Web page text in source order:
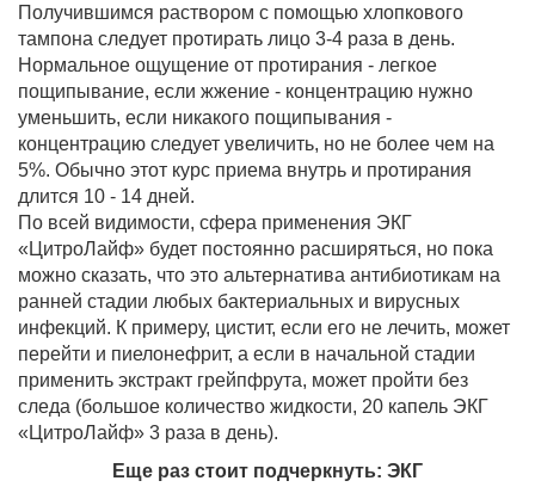
Получившимся раствором с помощью хлопкового
тампона следует протирать лицо 3-4 раза в день.
Нормальное ощущение от протирания - легкое
пощипывание, если жжение - концентрацию нужно
уменьшить, если никакого пощипывания -
концентрацию следует увеличить, но не более чем на
5%. Обычно этот курс приема внутрь и протирания
длится 10 - 14 дней.
По всей видимости, сфера применения ЭКГ
«ЦитроЛайф» будет постоянно расширяться, но пока
можно сказать, что это альтернатива антибиотикам на
ранней стадии любых бактериальных и вирусных
инфекций. К примеру, цистит, если его не лечить, может
перейти и пиелонефрит, а если в начальной стадии
применить экстракт грейпфрута, может пройти без
следа (большое количество жидкости, 20 капель ЭКГ
«ЦитроЛайф» 3 раза в день).
Еще раз стоит подчеркнуть: ЭКГ